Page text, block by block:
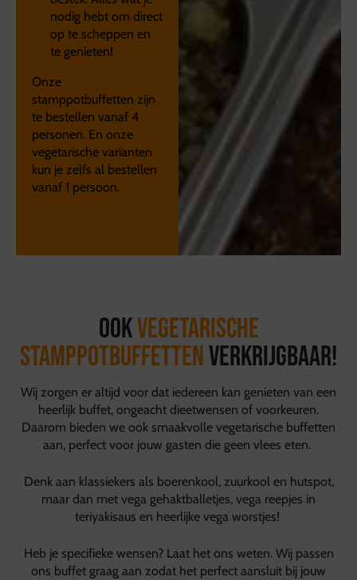
nodig hebt om direct
op te scheppen en
te genieten!
Onze
stamppotbuffetten zijn
te bestellen vanaf 4
personen. En onze
vegetarische varianten
kun je zelfs al bestellen
vanaf 1 persoon.
Ookvegetarische
stamppotbuffettenverkrijgbaar!
Wij zorgen er altijd voor dat iedereen kan genieten van een
heerlijk buffet, ongeacht dieetwensen of voorkeuren.
Daarom bieden we ook smaakvolle vegetarische buffetten
aan, perfect voor jouw gasten die geen vlees eten.
Denk aan klassiekers als boerenkool, zuurkool en hutspot,
maar dan met vega gehaktballetjes, vega reepjes in
teriyakisaus en heerlijke vega worstjes!
Heb je specifieke wensen? Laat het ons weten. Wij passen
ons buffet graag aan zodat het perfect aansluit bij jouw